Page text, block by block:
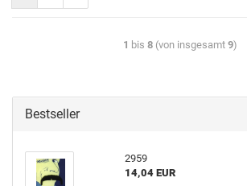
1 bis 8 (von insgesamt 9)
Bestseller
2959
14,04 EUR